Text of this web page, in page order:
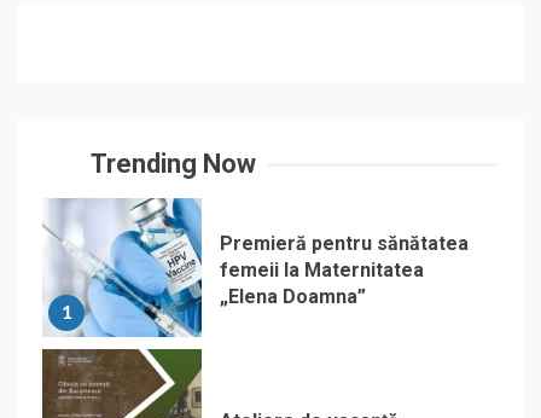
Trending Now
1
Premieră pentru sănătatea
femeii la Maternitatea
„Elena Doamna”